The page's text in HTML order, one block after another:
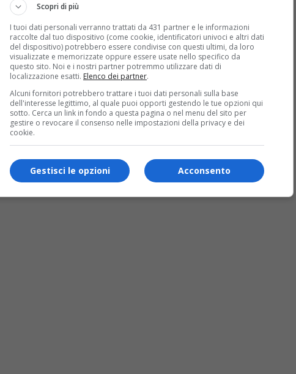
hanno motivo di gioire.
, grazie a una clausola inserita nel
Pisa. Questa clausola prevede una
del riscatto, il che si traduce in un
la società siciliana. Una somma che
e un riconoscimento del valore del
cresciuto nelle giovanili rosanero.
Scopri di più
I tuoi dati personali verranno trattati da 431 partner e le informazioni
raccolte dal tuo dispositivo (come cookie, identificatori univoci e altri dati
del dispositivo) potrebbero essere condivise con questi ultimi, da loro
visualizzate e memorizzate oppure essere usate nello specifico da
questo sito. Noi e i nostri partner potremmo utilizzare dati di
localizzazione esatti. Elenco dei partner.
Alcuni fornitori potrebbero trattare i tuoi dati personali sulla base
dell'interesse legittimo, al quale puoi opporti gestendo le tue opzioni qui
sotto. Cerca un link in fondo a questa pagina o nel menu del sito per
gestire o revocare il consenso nelle impostazioni della privacy e dei
cookie.
Acconsento
Gestisci le opzioni